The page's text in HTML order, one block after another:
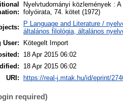
Nyelvtudományi közlemények :
folyóirata, 74. kötet (1972)
P Language and Literature /
általános filológia, általános
User:
Kötegelt Import
18 Apr 2015 06:02
18 Apr 2015 06:02
URI:
https://real-j.mtak.hu/id/eprint/
required)